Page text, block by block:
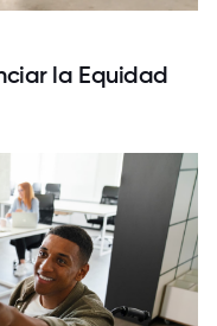
la Equidad